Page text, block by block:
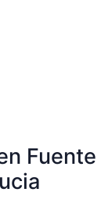
Fuente